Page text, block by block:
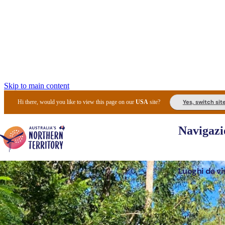
Skip to main content
Hi there, would you like to view this page on ourUSA site? Yes, switch
Luoghi da
I